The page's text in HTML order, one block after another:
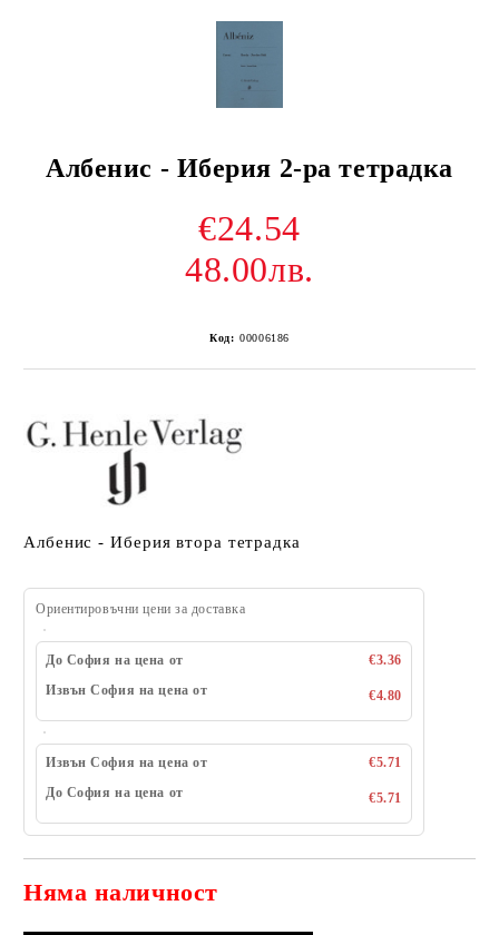
Албенис - Иберия 2-ра тетрадка
€24.54
48.00лв.
Код: 00006186
Албенис - Иберия втора тетрадка
Ориентировъчни цени за доставка
До София на цена от
€3.36
Извън София на цена от
€4.80
Извън София на цена от
€5.71
До София на цена от
€5.71
Няма наличност